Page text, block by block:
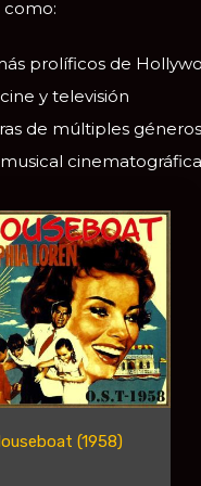
como:
prolíficos de
y televisión
de múltiples géneros
cinematográfica
(1958)